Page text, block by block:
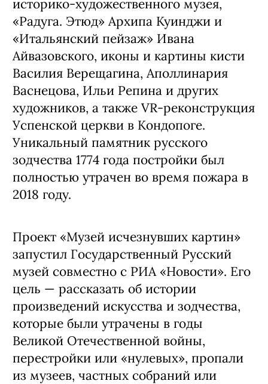
историко-художественного музея,
«Радуга. Этюд» Архипа Куинджи и
«Итальянский пейзаж» Ивана
Айвазовского, иконы и картины кисти
Василия Верещагина, Аполлинария
Васнецова, Ильи Репина и других
художников, а также VR-реконструкция
Успенской церкви в Кондопоге.
Уникальный памятник русского
зодчества 1774 года постройки был
полностью утрачен во время пожара в
2018 году.
Проект «Музей исчезнувших картин»
запустил Государственный Русский
музей совместно с РИА «Новости». Его
цель — рассказать об истории
произведений искусства и зодчества,
которые были утрачены в годы
Великой Отечественной войны,
перестройки или «нулевых», пропали
из музеев, частных собраний или